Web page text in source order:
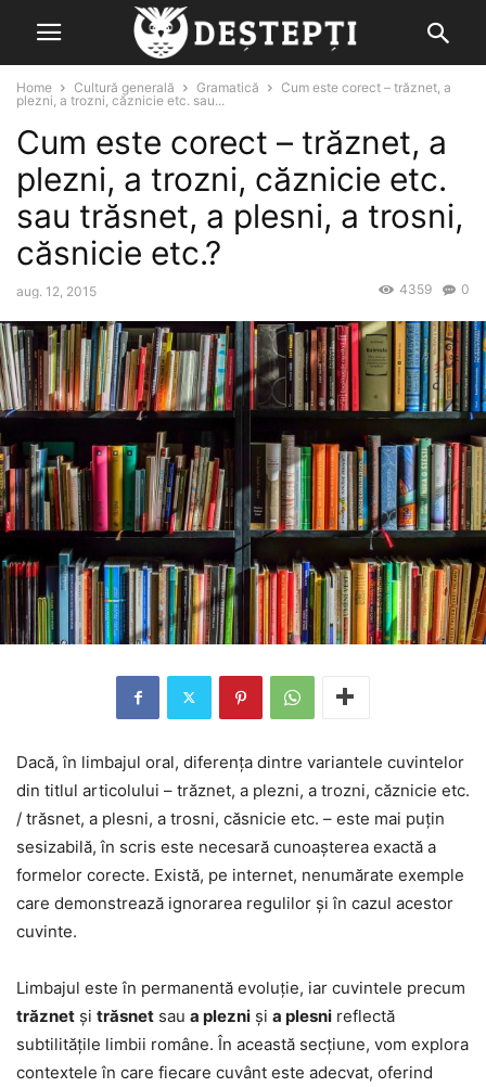
Home Cultură generală Gramatică
Cum este corect – trăznet, a
plezni, a trozni, căznicie etc. sau...
Cum este corect – trăznet, a
plezni, a trozni, căznicie etc.
sau trăsnet, a plesni, a trosni,
căsnicie etc.?
aug. 12, 2015 0
4359
Dacă, în limbajul oral, diferența dintre variantele cuvintelor
din titlul articolului – trăznet, a plezni, a trozni, căznicie etc.
/ trăsnet, a plesni, a trosni, căsnicie etc. – este mai puțin
sesizabilă, în scris este necesară cunoașterea exactă a
formelor corecte. Există, pe internet, nenumărate exemple
care demonstrează ignorarea regulilor și în cazul acestor
cuvinte.
Limbajul este în permanentă evoluție, iar cuvintele precum
trăznet și trăsnet sau a plezni și a plesni reflectă
subtilitățile limbii române. În această secțiune, vom explora
contextele în care fiecare cuvânt este adecvat, oferind